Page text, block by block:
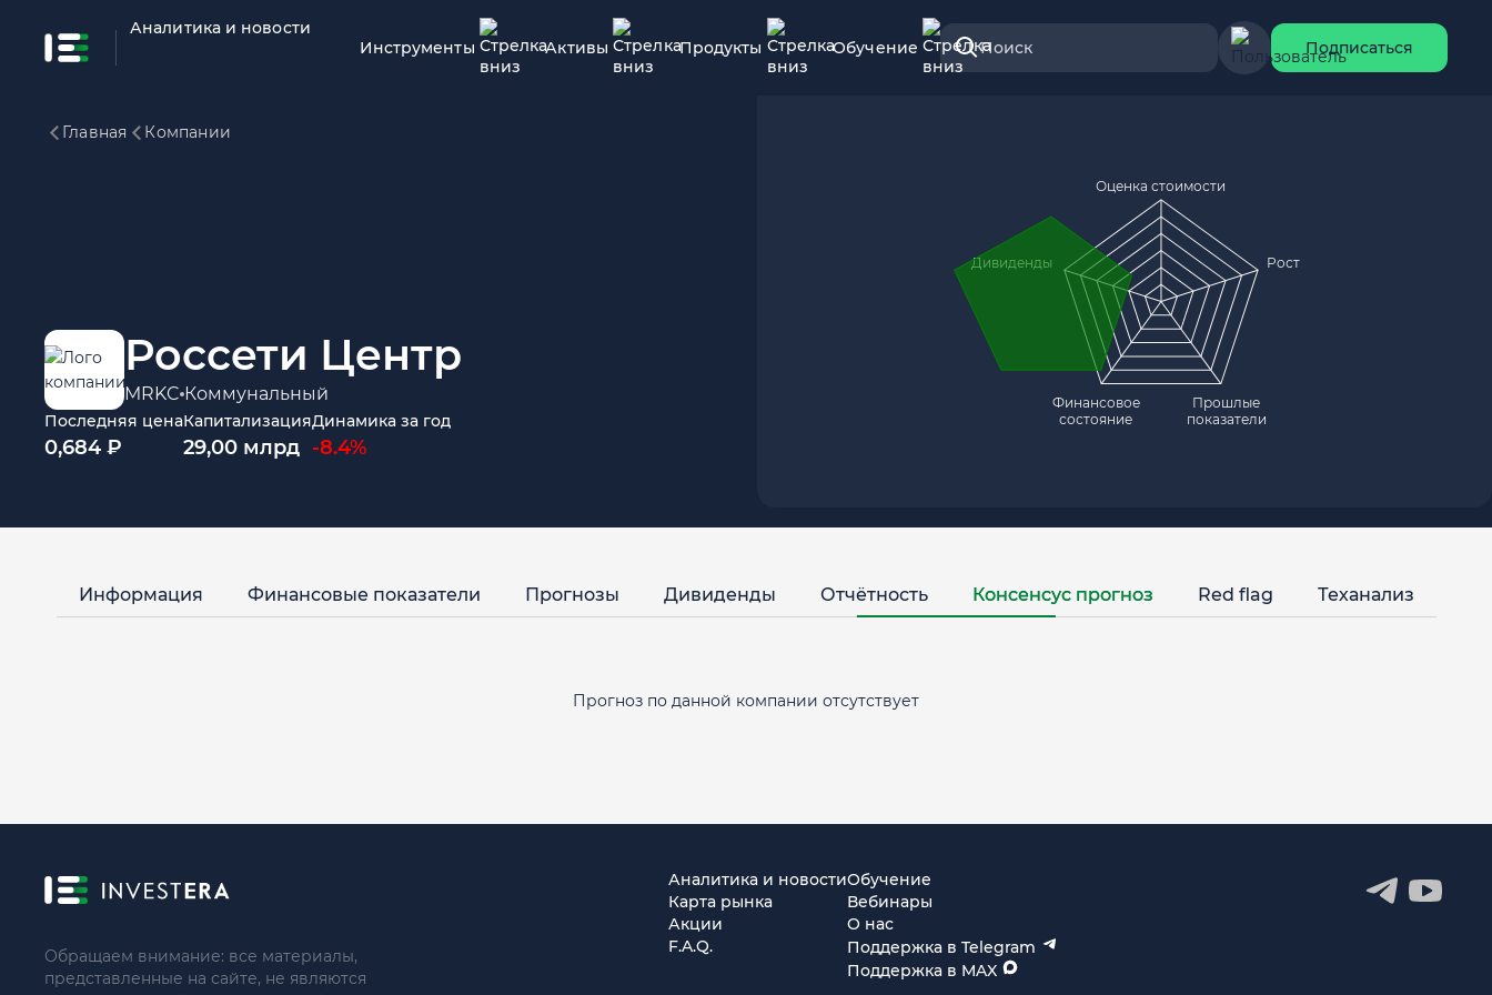
Аналитика и новости
Инструменты
Активы Продукты Обучение Поиск Подписаться
Главная Компании
Россети Центр
MRKC Коммунальный
Последняя цена
0,684 ₽
Капитализация
29,00 млрд
Динамика за год
-8.4%
Оценка стоимости
Рост
Прошлые
показатели
Финансовое
состояние
Дивиденды
Информация Финансовые показатели Прогнозы Дивиденды Отчётность Консенсус прогноз Red flag Теханализ
Прогноз по данной компании отсутствует
Обращаем внимание: все материалы,
представленные на сайте, не являются
Аналитика и новости
Карта рынка
Акции
F.A.Q.
Обучение
Вебинары
О нас
Поддержка в Telegram
Поддержка в MAX